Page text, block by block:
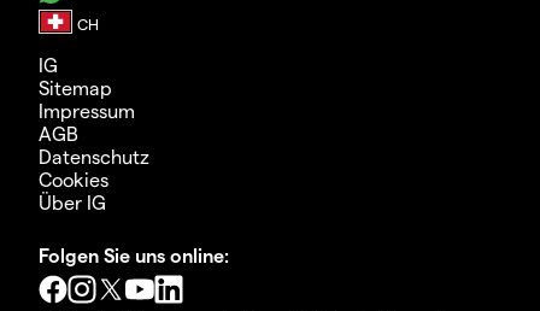
IG
Sitemap
Impressum
AGB
Datenschutz
Cookies
Über IG
Folgen Sie uns online: